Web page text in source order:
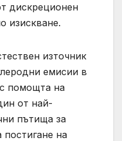
дискреционен
изискване.
източник
емисии в
помощта на
от най-
пътища за
постигане на